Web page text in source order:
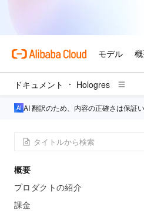
ドキュメント Hologres
AI 翻訳のため、内容の正確さは保証
概要
プロダクトの紹介
課金